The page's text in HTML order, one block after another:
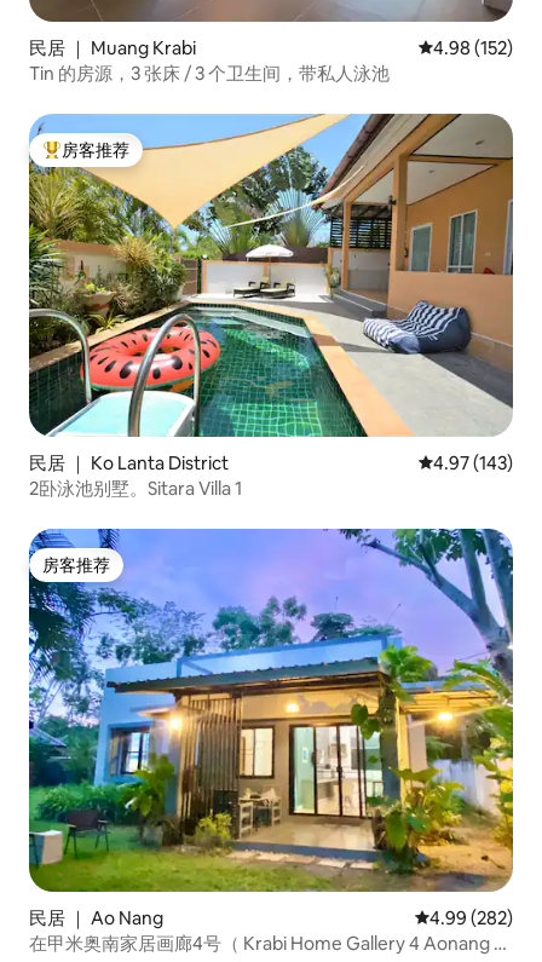
民居 ｜ Muang Krabi 平均评分 4.98
4.98 (152)
Tin 的房源，3 张床 / 3 个卫生间，带私人泳池
热门「房客推荐」
房客推荐
民居 ｜ Ko Lanta District 平均评分 4.97
4.97 (143)
2卧泳池别墅。Sitara Villa 1
房客推荐
房客推荐
民居 ｜ Ao Nang 平均评分 4.99
4.99 (282)
在甲米奥南家居画廊4号（ Krabi Home Gallery 4 Aonang ）